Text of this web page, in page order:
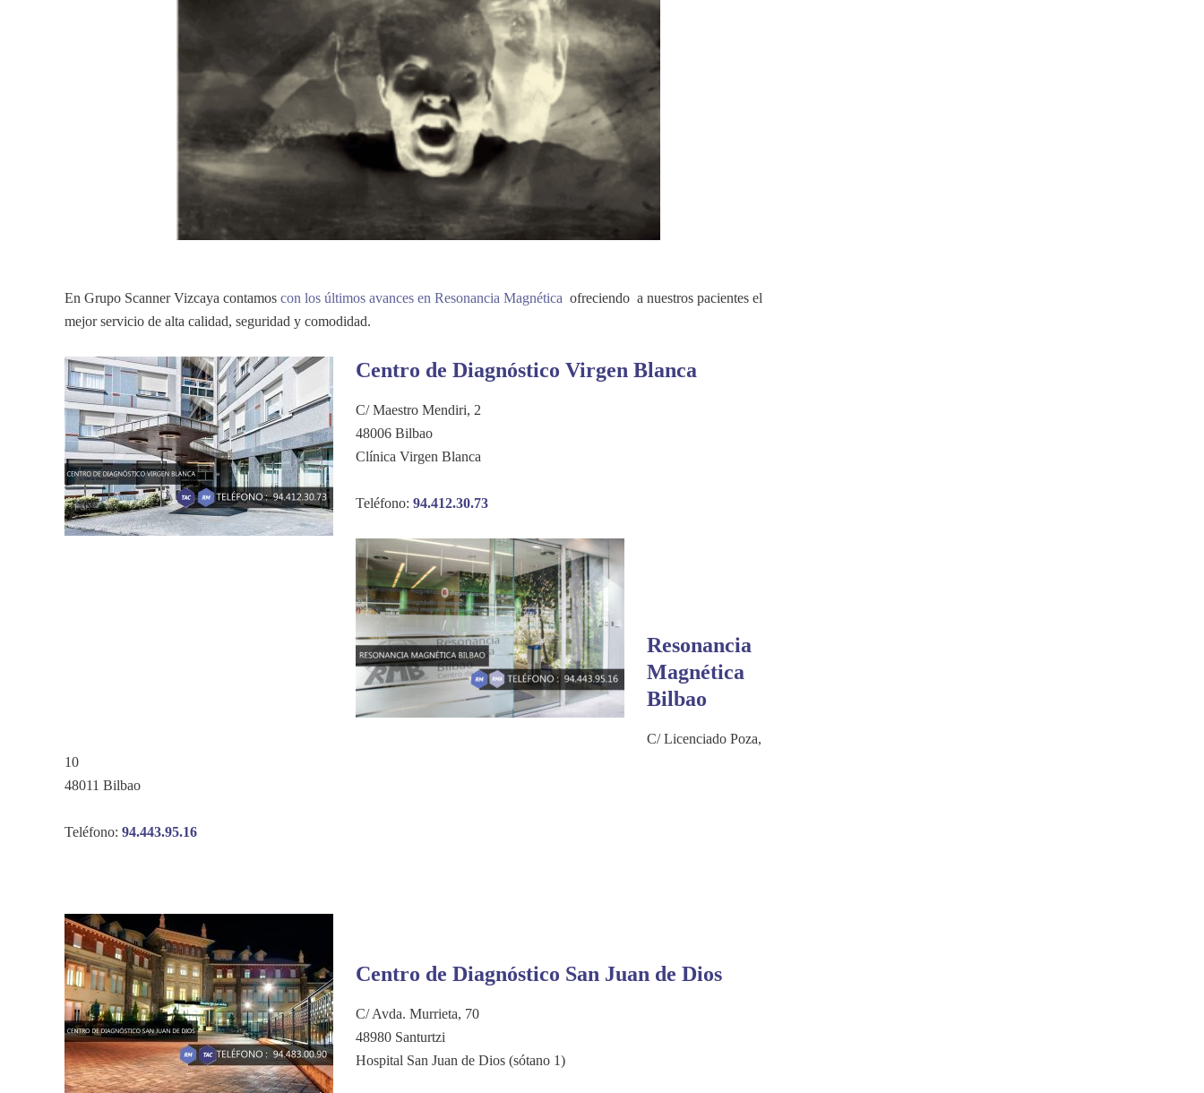
En Grupo Scanner Vizcaya contamos con los últimos avances en Resonancia Magnética ofreciendo a nuestros pacientes el
mejor servicio de alta calidad, seguridad y comodidad.
Centro de Diagnóstico Virgen Blanca
C/ Maestro Mendiri, 2
48006 Bilbao
Clínica Virgen Blanca
Teléfono: 94.412.30.73
Resonancia
Magnética
Bilbao
C/ Licenciado Poza,
10
48011 Bilbao
Teléfono: 94.443.95.16
Centro de Diagnóstico San Juan de Dios
C/ Avda. Murrieta, 70
48980 Santurtzi
Hospital San Juan de Dios (sótano 1)